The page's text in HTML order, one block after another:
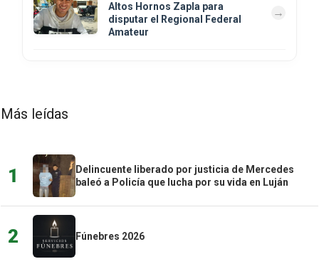
Altos Hornos Zapla para
disputar el Regional Federal
Amateur
Más leídas
1
Delincuente liberado por justicia de Mercedes
baleó a Policía que lucha por su vida en Luján
2 Fúnebres 2026